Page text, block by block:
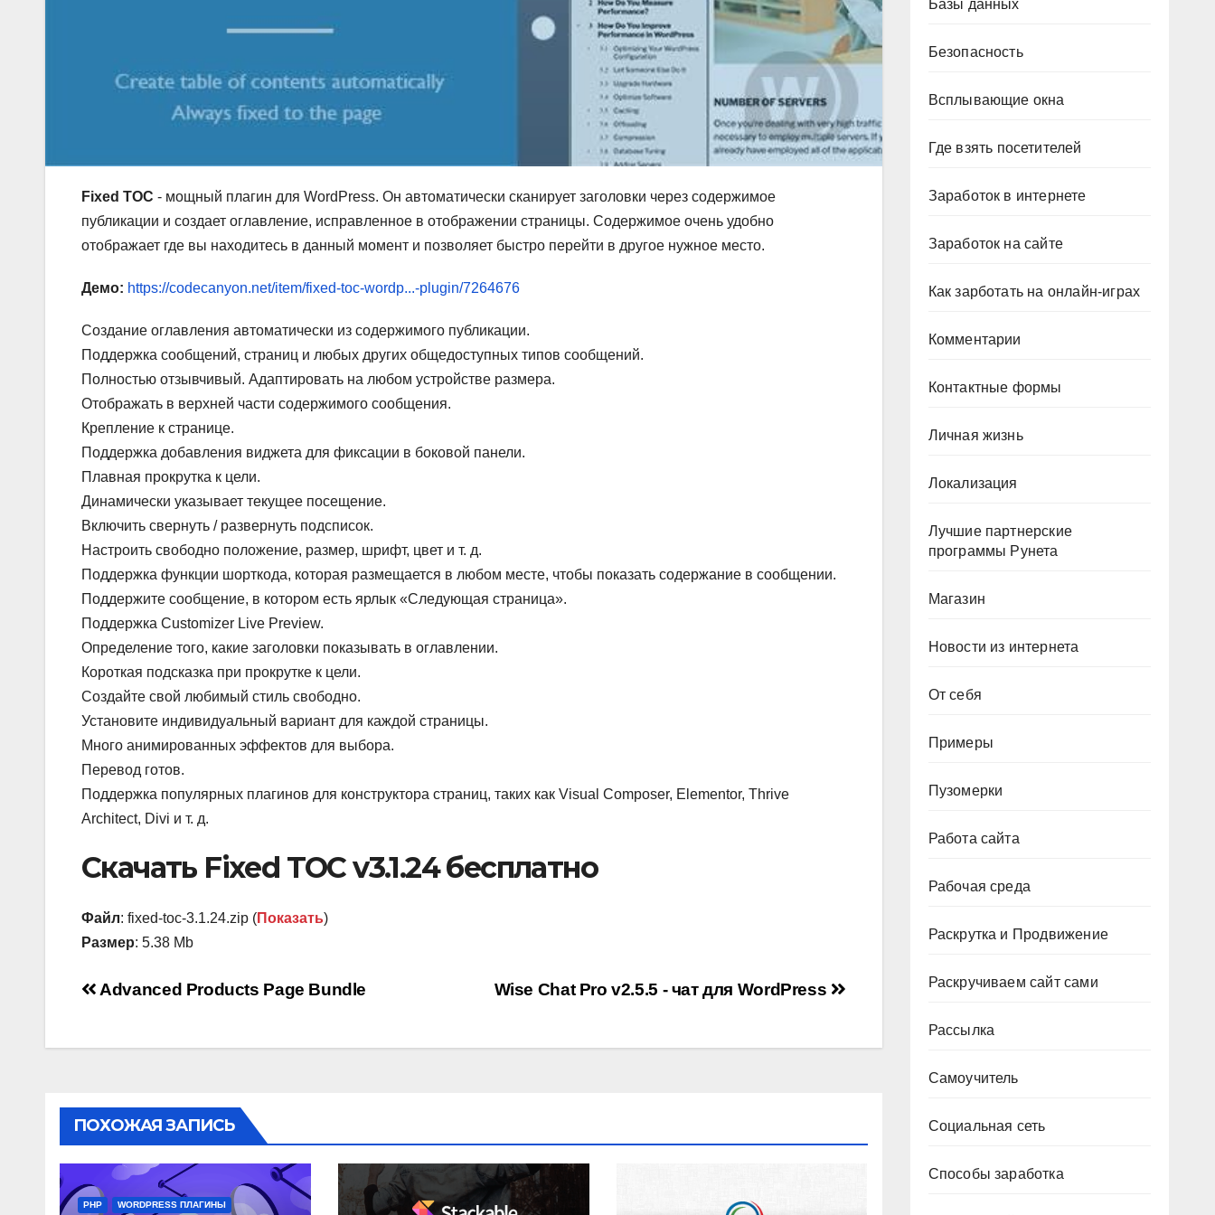
Fixed TOC - мощный плагин для WordPress. Он автоматически сканирует заголовки через содержимое
публикации и создает оглавление, исправленное в отображении страницы. Содержимое очень удобно
отображает где вы находитесь в данный момент и позволяет быстро перейти в другое нужное место.
Демо: https://codecanyon.net/item/fixed-toc-wordp...-plugin/7264676
Создание оглавления автоматически из содержимого публикации.
Поддержка сообщений, страниц и любых других общедоступных типов сообщений.
Полностью отзывчивый. Адаптировать на любом устройстве размера.
Отображать в верхней части содержимого сообщения.
Крепление к странице.
Поддержка добавления виджета для фиксации в боковой панели.
Плавная прокрутка к цели.
Динамически указывает текущее посещение.
Включить свернуть / развернуть подсписок.
Настроить свободно положение, размер, шрифт, цвет и т. д.
Поддержка функции шорткода, которая размещается в любом месте, чтобы показать содержание в сообщении.
Поддержите сообщение, в котором есть ярлык «Следующая страница».
Поддержка Customizer Live Preview.
Определение того, какие заголовки показывать в оглавлении.
Короткая подсказка при прокрутке к цели.
Создайте свой любимый стиль свободно.
Установите индивидуальный вариант для каждой страницы.
Много анимированных эффектов для выбора.
Перевод готов.
Поддержка популярных плагинов для конструктора страниц, таких как Visual Composer, Elementor, Thrive
Architect, Divi и т. д.
Скачать Fixed TOC v3.1.24 бесплатно
Файл: fixed-toc-3.1.24.zip (Показать)
Размер: 5.38 Mb
Навигация
Wise Chat Pro v2.5.5 - чат для WordPress
Advanced Products Page Bundle
ПОХОЖАЯ ЗАПИСЬ
PHP WORDPRESS ПЛАГИНЫ
Базы данных
Безопасность
Всплывающие окна
Где взять посетителей
Заработок в интернете
Заработок на сайте
Как зарботать на онлайн-играх
Комментарии
Контактные формы
Личная жизнь
Локализация
Лучшие партнерские
программы Рунета
Магазин
Новости из интернета
От себя
Примеры
Пузомерки
Работа сайта
Рабочая среда
Раскрутка и Продвижение
Раскручиваем сайт сами
Рассылка
Самоучитель
Социальная сеть
Способы заработка